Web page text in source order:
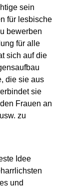
sein
für lesbische
bewerben
für alle
sich auf die
die sie aus
sie
Frauen an
zu
Idee
und